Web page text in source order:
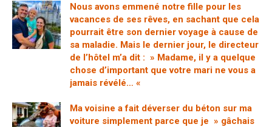
Nous avons emmené notre fille pour les
vacances de ses rêves, en sachant que cela
pourrait être son dernier voyage à cause de
sa maladie. Mais le dernier jour, le directeur
de l’hôtel m’a dit : » Madame, il y a quelque
chose d’important que votre mari ne vous a
jamais révélé… «
Ma voisine a fait déverser du béton sur ma
voiture simplement parce que je » gâchais